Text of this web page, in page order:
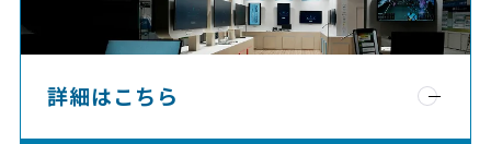
詳細はこちら